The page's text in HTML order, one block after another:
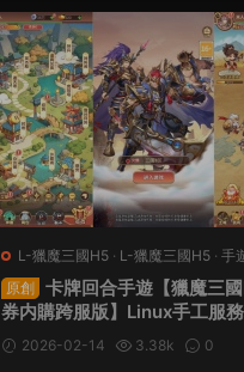
L-獵魔三國H5 · L-獵魔三國H5 · 手
頁遊服務端
原創
卡牌回合手遊【獵魔三
券内購跨服版】Linux手工服
理後台+運維後台+GM授權後
安卓客戶端+視頻架設教程
2026-02-14 3.38k 0